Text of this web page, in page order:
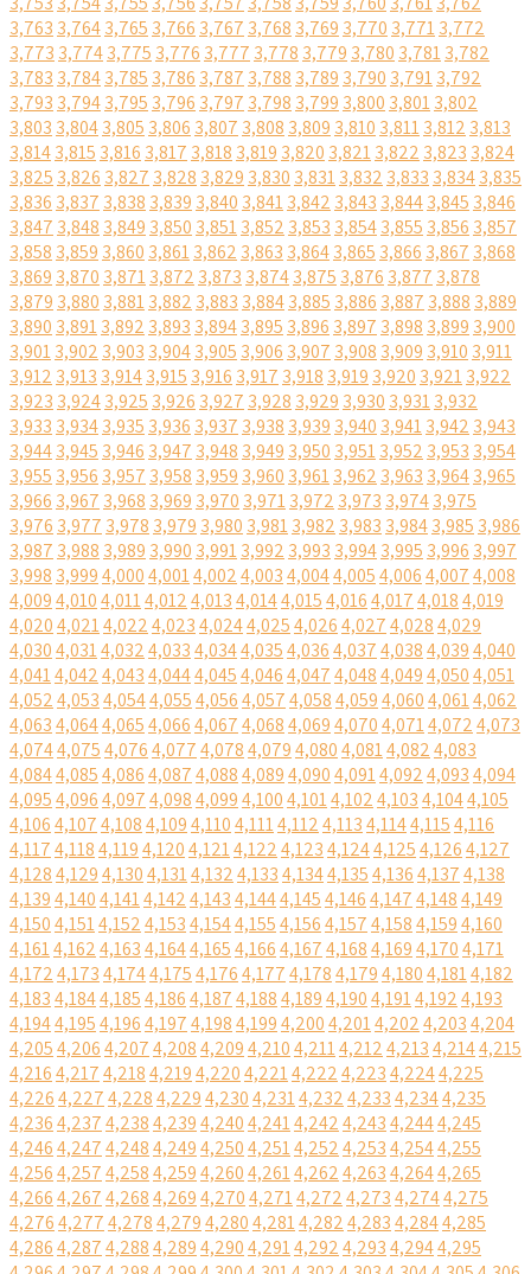
3,763 3,7643,765 3,766 3,767 3,768 3,769 3,770 3,7713,772
3,773 3,7743,775 3,776 3,777 3,778 3,779 3,780 3,7813,782
3,783 3,7843,785 3,786 3,787 3,788 3,789 3,790 3,7913,792
3,793 3,7943,795 3,796 3,797 3,798 3,799 3,800 3,8013,802
3,803 3,8043,805 3,806 3,807 3,808 3,809 3,810 3,8113,812 3,813
3,8143,815 3,816 3,817 3,818 3,819 3,820 3,8213,822 3,823 3,824
3,825 3,826 3,827 3,828 3,829 3,830 3,8313,832 3,833 3,8343,835
3,836 3,837 3,838 3,839 3,840 3,8413,842 3,843 3,8443,845 3,846
3,847 3,848 3,849 3,850 3,8513,852 3,853 3,8543,855 3,856 3,857
3,858 3,859 3,860 3,8613,862 3,863 3,8643,865 3,866 3,867 3,868
3,869 3,870 3,8713,872 3,873 3,8743,875 3,876 3,877 3,878
3,879 3,880 3,8813,882 3,883 3,8843,885 3,886 3,887 3,888 3,889
3,890 3,8913,892 3,893 3,8943,895 3,896 3,897 3,898 3,899 3,900
3,9013,902 3,903 3,9043,905 3,906 3,907 3,908 3,909 3,910 3,911
3,912 3,913 3,9143,915 3,916 3,917 3,918 3,919 3,920 3,9213,922
3,923 3,9243,925 3,926 3,927 3,928 3,929 3,930 3,9313,932
3,933 3,9343,935 3,936 3,937 3,938 3,939 3,940 3,9413,942 3,943
3,9443,945 3,946 3,947 3,948 3,949 3,950 3,9513,952 3,953 3,954
3,955 3,956 3,957 3,958 3,959 3,960 3,9613,962 3,963 3,9643,965
3,966 3,967 3,968 3,969 3,970 3,9713,972 3,973 3,9743,975
3,976 3,977 3,978 3,979 3,980 3,9813,982 3,983 3,9843,985 3,986
3,987 3,988 3,989 3,990 3,9913,992 3,993 3,9943,995 3,996 3,997
3,998 3,9994,0004,0014,0024,0034,0044,0054,0064,0074,008
4,0094,0104,0114,0124,0134,0144,0154,0164,0174,0184,019
4,0204,0214,0224,0234,0244,0254,0264,0274,0284,029
4,0304,0314,0324,0334,0344,0354,0364,0374,0384,0394,040
4,0414,0424,0434,0444,0454,0464,0474,0484,0494,0504,051
4,0524,0534,0544,0554,0564,0574,0584,0594,0604,0614,062
4,0634,0644,0654,0664,0674,0684,0694,0704,0714,0724,073
4,0744,0754,0764,0774,0784,0794,0804,0814,0824,083
4,0844,0854,0864,0874,0884,0894,0904,0914,0924,0934,094
4,0954,0964,0974,0984,0994,1004,1014,1024,1034,1044,105
4,1064,1074,1084,1094,1104,1114,1124,1134,1144,1154,116
4,1174,1184,1194,1204,1214,1224,1234,1244,1254,1264,127
4,1284,1294,1304,1314,1324,1334,1344,1354,1364,1374,138
4,1394,1404,1414,1424,1434,1444,1454,1464,1474,1484,149
4,1504,1514,1524,1534,1544,1554,1564,1574,1584,1594,160
4,1614,1624,1634,1644,1654,1664,1674,1684,1694,1704,171
4,1724,1734,1744,1754,1764,1774,1784,1794,1804,1814,182
4,1834,1844,1854,1864,1874,1884,1894,1904,1914,1924,193
4,1944,1954,1964,1974,1984,1994,2004,2014,2024,2034,204
4,2054,2064,2074,2084,2094,2104,2114,2124,2134,2144,215
4,2164,2174,2184,2194,2204,2214,2224,2234,2244,225
4,2264,2274,2284,2294,2304,2314,2324,2334,2344,235
4,2364,2374,2384,2394,2404,2414,2424,2434,2444,245
4,2464,2474,2484,2494,2504,2514,2524,2534,2544,255
4,2564,2574,2584,2594,2604,2614,2624,2634,2644,265
4,2664,2674,2684,2694,2704,2714,2724,2734,2744,275
4,2764,2774,2784,2794,2804,2814,2824,2834,2844,285
4,2864,2874,2884,2894,2904,2914,2924,2934,2944,295